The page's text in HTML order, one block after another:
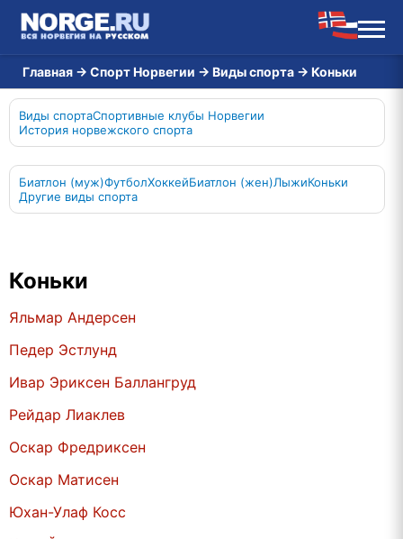
Главная → Спорт Норвегии → Виды спорта → Коньки
Виды спортаСпортивные клубы Норвегии
История норвежского спорта
Биатлон (муж)ФутболХоккейБиатлон (жен)ЛыжиКоньки
Другие виды спорта
Коньки
Яльмар Андерсен
Педер Эстлунд
Ивар Эриксен Баллангруд
Рейдар Лиаклев
Оскар Фредриксен
Оскар Матисен
Юхан-Улаф Косс